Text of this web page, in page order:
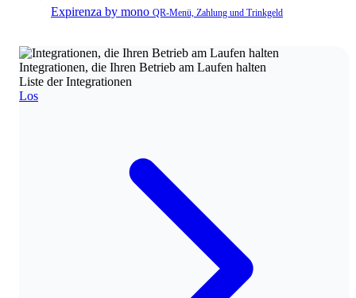
Expirenza by mono QR‑Menü, Zahlung und Trinkgeld
Integrationen, die Ihren Betrieb am Laufen halten
Liste der Integrationen
Los